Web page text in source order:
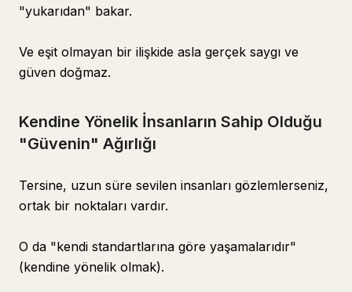
"yukarıdan" bakar.
Ve eşit olmayan bir ilişkide asla gerçek saygı ve
güven doğmaz.
Kendine Yönelik İnsanların Sahip Olduğu
"Güvenin" Ağırlığı
Tersine, uzun süre sevilen insanları gözlemlerseniz,
ortak bir noktaları vardır.
O da "kendi standartlarına göre yaşamalarıdır"
(kendine yönelik olmak).